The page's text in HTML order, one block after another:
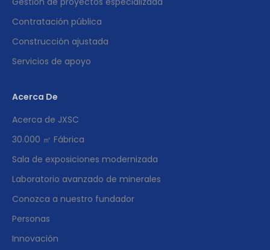
Contratación pública
Construcción ajustada
Servicios de apoyo
Acerca De
Acerca de JXSC
30.000 ㎡ Fábrica
Sala de exposiciones modernizada
Laboratorio avanzado de minerales
Conozca a nuestro fundador
Personas
Innovación